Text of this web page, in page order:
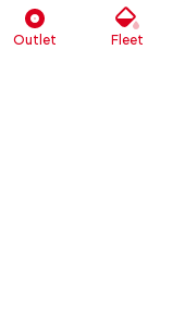
Outlet Fleet